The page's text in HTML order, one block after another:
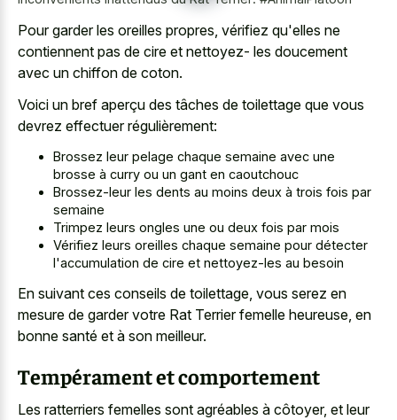
Pour garder les oreilles propres, vérifiez qu'elles ne
contiennent pas de cire et nettoyez- les doucement
avec un chiffon de coton.
Voici un bref aperçu des tâches de toilettage que vous
devrez effectuer régulièrement:
Brossez leur pelage chaque semaine avec une
brosse à curry ou un gant en caoutchouc
Brossez-leur les dents au moins deux à trois fois par
semaine
Trimpez leurs ongles une ou deux fois par mois
Vérifiez leurs oreilles chaque semaine pour détecter
l'accumulation de cire et nettoyez-les au besoin
En suivant ces conseils de toilettage, vous serez en
mesure de garder votre Rat Terrier femelle heureuse, en
bonne santé et à son meilleur.
Tempérament et comportement
Les ratterriers femelles sont agréables à côtoyer, et leur